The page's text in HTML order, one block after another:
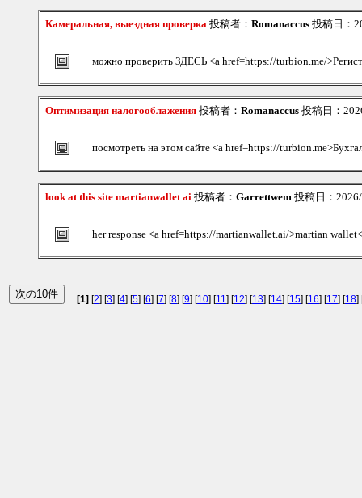
Камеральная, выездная проверка 投稿者： Romanaccus 投稿日：
можно проверить ЗДЕСЬ <a href=https://turbion.me/
Оптимизация налогооблажения 投稿者： Romanaccus 投稿日：
посмотреть на этом сайте <a href=https://
look at this site martianwallet ai 投稿者： Garrettwem 投稿日：
her response <a href=https://martianwallet.ai/>martian
[1] [2] [3] [4] [5] [6] [7] [8] [9] [10] [11] [12] [13] [14] [15] [16] [17] [18]